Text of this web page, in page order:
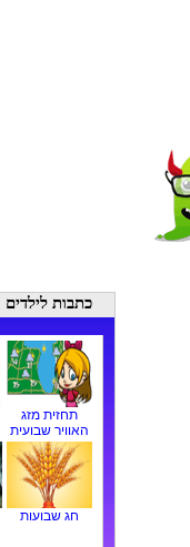
כתבות לילדים
תחזית מזג
האוויר שבועית
חג שבועות